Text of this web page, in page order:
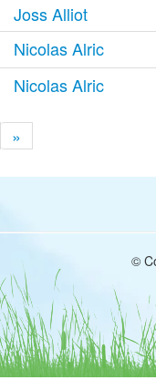
Joss Alliot
Nicolas Alric
Nicolas Alric
»
©